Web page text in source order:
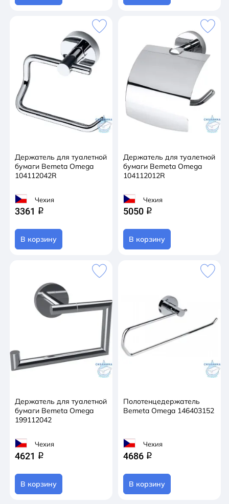
Держатель для туалетной
бумаги Bemeta Omega
104112042R
Чехия
3361 q
В корзину
Держатель для туалетной
бумаги Bemeta Omega
104112012R
Чехия
5050 q
В корзину
Держатель для туалетной
бумаги Bemeta Omega
199112042
Чехия
4621 q
В корзину
Полотенцедержатель
Bemeta Omega 146403152
Чехия
4686 q
В корзину